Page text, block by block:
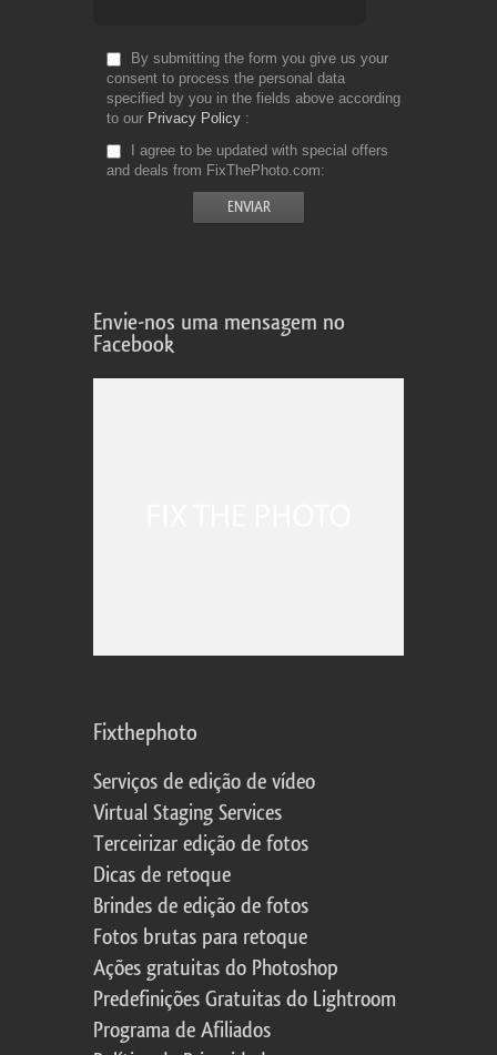
By submitting the form you give us your
consent to process the personal data
specified by you in the fields above according
to our Privacy Policy
I agree to be updated with special offers
and deals from FixThePhoto.com
Envie-nos uma mensagem no
Facebook
Fixthephoto
Serviços de edição de vídeo
Virtual Staging Services
Terceirizar edição de fotos
Dicas de retoque
Brindes de edição de fotos
Fotos brutas para retoque
Ações gratuitas do Photoshop
Predefinições Gratuitas do Lightroom
Programa de Afiliados